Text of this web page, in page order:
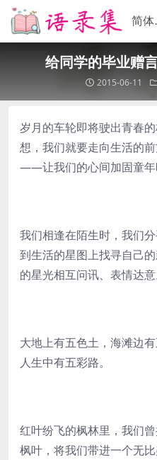
给同学的毕业赠
2015-06-11
岁月的车轮即将驶出青春
想，我们就要走向生活的
――让我们的心间加固童年
我们相逢在陌生时，我们
到生活的星图上找寻自己
的星光相互问讯、表情达意
大地上有五色土，海滩边
人生中有五彩路。
红叶纷飞的枫林里，我们
枫叶，将我们带进一个无比